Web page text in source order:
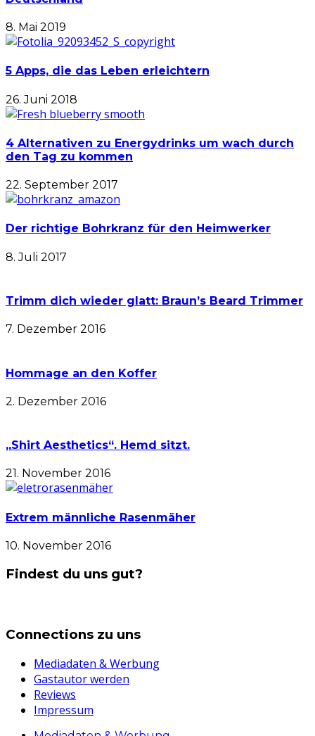
8. Mai 2019
5 Apps, die das Leben erleichtern
26. Juni 2018
4 Alternativen zu Energydrinks um wach durch
den Tag zu kommen
22. September 2017
Der richtige Bohrkranz für den Heimwerker
8. Juli 2017
Trimm dich wieder glatt: Braun’s Beard Trimmer
7. Dezember 2016
Hommage an den Koffer
2. Dezember 2016
„Shirt Aesthetics“. Hemd sitzt.
21. November 2016
Extrem männliche Rasenmäher
10. November 2016
Findest du uns gut?
Connections zu uns
Mediadaten & Werbung
Gastautor werden
Reviews
Impressum